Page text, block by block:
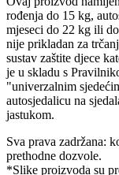
rođenja do 15 kg,
mjeseci do 22 kg ili
nije prikladan za
sustav zaštite djece
je u skladu s
"univerzalnim
autosjedalicu na
jastukom.
Sva prava zadržana:
prethodne dozvole.
*Slike proizvoda su